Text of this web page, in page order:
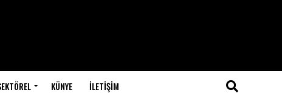
KÜNYE İLETIŞIM